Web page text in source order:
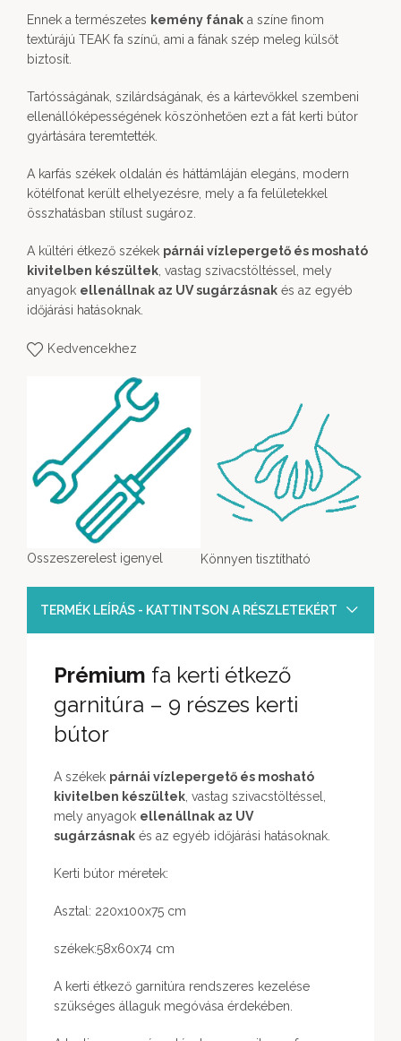
Ennek a természetes kemény fának a színe finom
textúrájú TEAK fa színű, ami a fának szép meleg külsőt
biztosít.
Tartósságának, szilárdságának, és a kártevőkkel szembeni
ellenállóképességének köszönhetően ezt a fát kerti bútor
gyártására teremtették.
A karfás székek oldalán és háttámláján elegáns, modern
kötélfonat került elhelyezésre, mely a fa felületekkel
összhatásban stílust sugároz.
A kültéri étkező székek párnái vízlepergető és mosható
kivitelben készültek , vastag szivacstöltéssel, mely
anyagok ellenállnak az UV sugárzásnak és az egyéb
időjárási hatásoknak.
Kedvencekhez
Osszeszerelest igenyel Könnyen tisztítható
TERMÉK LEÍRÁS - KATTINTSON A RÉSZLETEKÉRT
Prémium fa kerti étkező
garnitúra – 9 részes kerti
bútor
A székek párnái vízlepergető és mosható
kivitelben készültek , vastag szivacstöltéssel,
mely anyagok ellenállnak az UV
sugárzásnak és az egyéb időjárási hatásoknak.
Kerti bútor méretek:
Asztal: 220x100x75 cm
székek:58x60x74 cm
A kerti étkező garnitúra rendszeres kezelése
szükséges állaguk megóvása érdekében.